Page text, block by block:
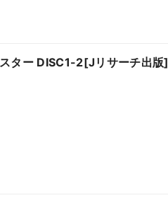
ター DISC1-2[Jリサーチ出版]